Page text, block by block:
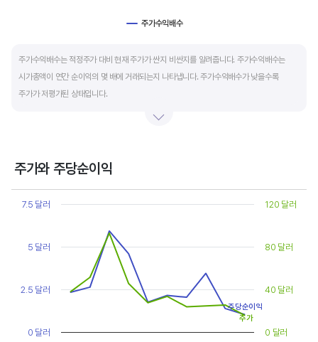
주가수익배수
주가수익배수는 적정주가 대비 현재 주가가 싼지 비싼지를 알려줍니다. 주가수익배수는
시가총액이 연간 순이익의 몇 배에 거래되는지 나타냅니다. 주가수익배수가 낮을수록
주가가 저평가된 상태입니다.
상대적으로 싸게 거래된다고 판단합니다.
높으면 주가수익배수도 높게 평가 받습니다. 이는 순이익 성장률이 높으면 주가도 크게
상승한다는 뜻입니다.
10년 간 장기적인 주가수익배수의 움직임과 최고, 최저점을 확인한 후, 현재 시점
주가수익배수와 비교해 주가가 싼지 비싼지를 평가하는게 좋습니다. 일반적으로 장기적인
주가수익배수의 평균 정도에 있으면 매수를 검토하고, 역사적인 최고점 수준에 있다면
이익이 더 성장할 수 있을지 더 꼼꼼히 살피고 유의해야 합니다.
주가와 주당순이익
Chart
Line chart with 2 lines.
The chart has 1 X axis displaying categories.
The chart has 2 Y axes displaying values, and values.
0 달러
2.5 달러
5 달러
7.5 달러
0 달러
40 달러
80 달러
120 달러
주당순이익
주가